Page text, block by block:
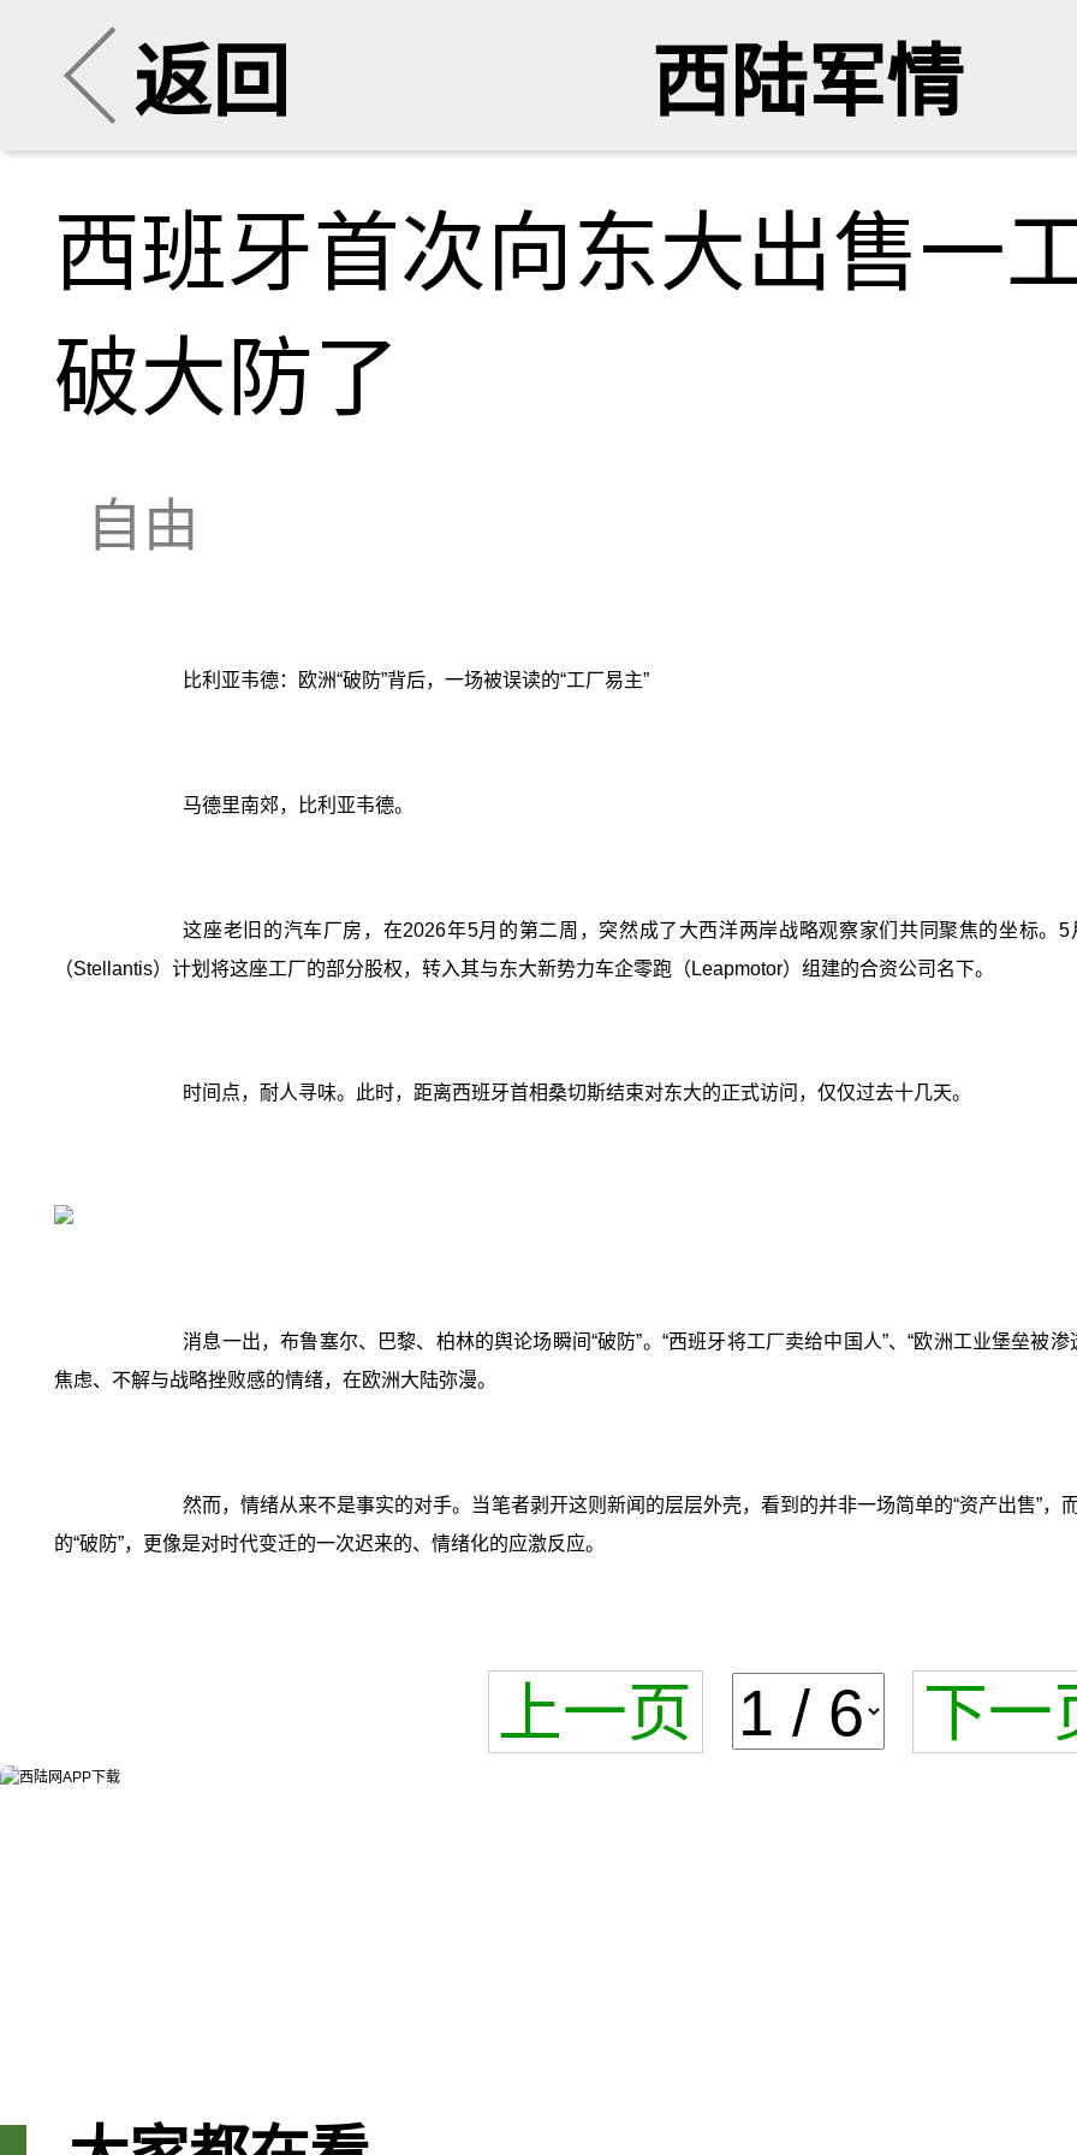
返回 西陆军情
西班牙首次向东大出售一
破大防了
自由
比利亚韦德：欧洲“破防”背后，一场被误读的“工厂易主”‍
马德里南郊，比利亚韦德。
这座老旧的汽车厂房，在2026年5月的第二周，突然成了大西洋两岸战略观察家们共同聚焦的坐标。
（Stellantis）计划将这座工厂的部分股权，转入其与东大新势力车企零跑（Leapmotor）组建的合资公司名下。
时间点，耐人寻味。此时，距离西班牙首相桑切斯结束对东大的正式访问，仅仅过去十几天。
消息一出，布鲁塞尔、巴黎、柏林的舆论场瞬间“破防”。“西班牙将工厂卖给中国人”、“欧洲工业堡垒被
焦虑、不解与战略挫败感的情绪，在欧洲大陆弥漫。
然而，情绪从来不是事实的对手。当笔者剥开这则新闻的层层外壳，看到的并非一场简单的“资产出售”
的“破防”，更像是对时代变迁的一次迟来的、情绪化的应激反应。
上一页 下一